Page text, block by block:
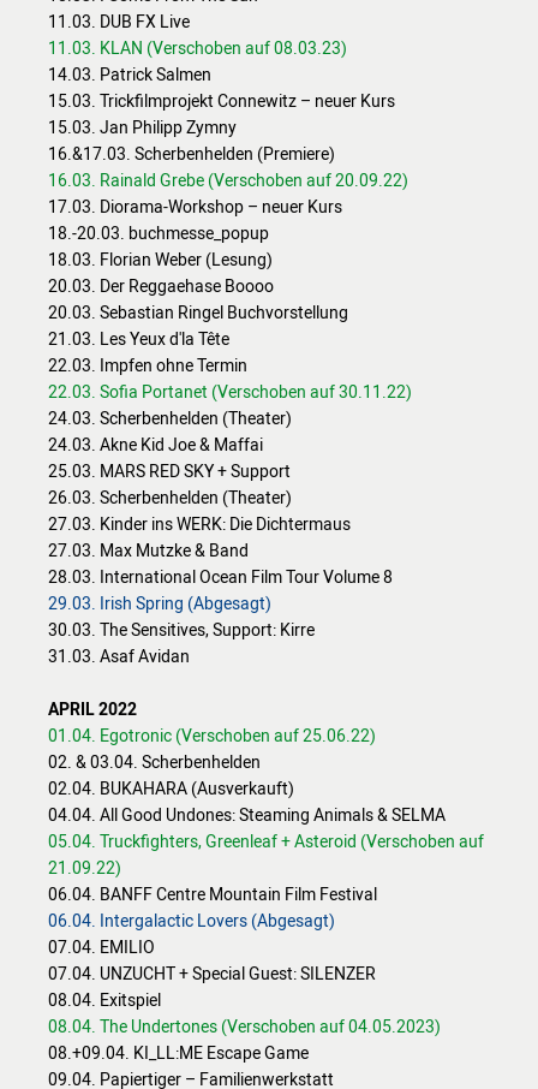
11.03. DUB FX Live
11.03. KLAN (Verschoben auf 08.03.23)
14.03. Patrick Salmen
15.03. Trickfilmprojekt Connewitz – neuer Kurs
15.03. Jan Philipp Zymny
16.&17.03. Scherbenhelden (Premiere)
16.03. Rainald Grebe (Verschoben auf 20.09.22)
17.03. Diorama-Workshop – neuer Kurs
18.-20.03. buchmesse_popup
18.03. Florian Weber (Lesung)
20.03. Der Reggaehase Boooo
20.03. Sebastian Ringel Buchvorstellung
21.03. Les Yeux d'la Tête
22.03. Impfen ohne Termin
22.03. Sofia Portanet (Verschoben auf 30.11.22)
24.03. Scherbenhelden (Theater)
24.03. Akne Kid Joe & Maffai
25.03. MARS RED SKY + Support
26.03. Scherbenhelden (Theater)
27.03. Kinder ins WERK: Die Dichtermaus
27.03. Max Mutzke & Band
28.03. International Ocean Film Tour Volume 8
29.03. Irish Spring (Abgesagt)
30.03. The Sensitives, Support: Kirre
31.03. Asaf Avidan
APRIL 2022
01.04. Egotronic (Verschoben auf 25.06.22)
02. & 03.04. Scherbenhelden
02.04. BUKAHARA (Ausverkauft)
04.04. All Good Undones: Steaming Animals & SELMA
05.04. Truckfighters, Greenleaf + Asteroid (Verschoben auf
21.09.22)
06.04. BANFF Centre Mountain Film Festival
06.04. Intergalactic Lovers (Abgesagt)
07.04. EMILIO
07.04. UNZUCHT + Special Guest: SILENZER
08.04. Exitspiel
08.04. The Undertones (Verschoben auf 04.05.2023)
08.+09.04. KI_LL:ME Escape Game
09.04. Papiertiger – Familienwerkstatt